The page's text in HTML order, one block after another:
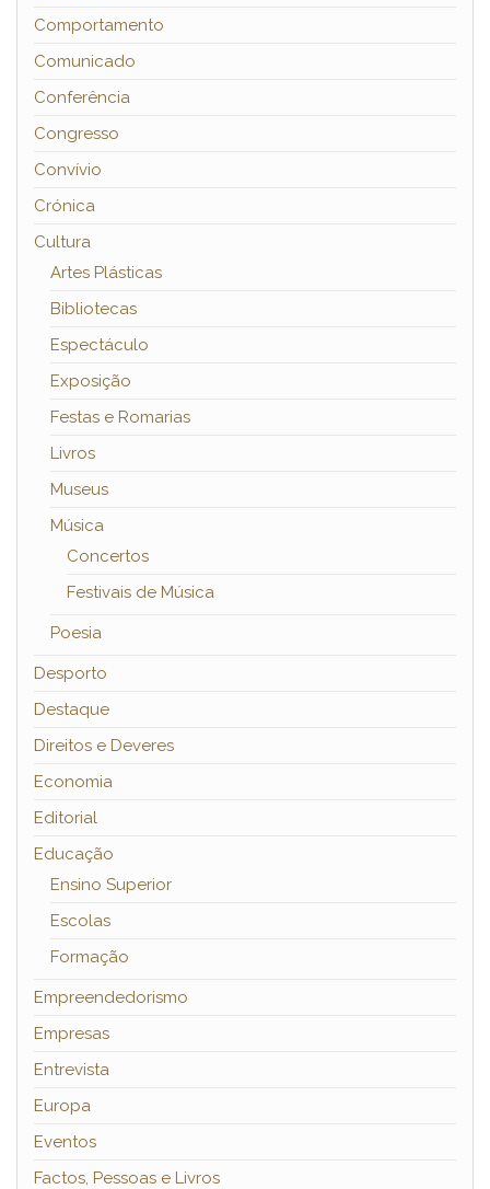
Comportamento
Comunicado
Conferência
Congresso
Convívio
Crónica
Cultura
Artes Plásticas
Bibliotecas
Espectáculo
Exposição
Festas e Romarias
Livros
Museus
Música
Concertos
Festivais de Música
Poesia
Desporto
Destaque
Direitos e Deveres
Economia
Editorial
Educação
Ensino Superior
Escolas
Formação
Empreendedorismo
Empresas
Entrevista
Europa
Eventos
Factos, Pessoas e Livros